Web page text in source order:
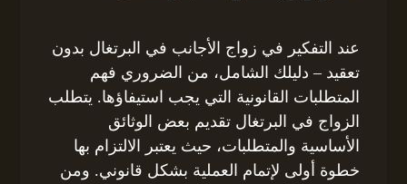
عند التفكير في زواج الأجانب في البرتغال بدون
تعقيد – دليلك الشامل، من الضروري فهم
المتطلبات القانونية التي يجب استيفاؤها. يتطلب
الزواج في البرتغال تقديم بعض الوثائق
الأساسية والمتطلبات، حيث يعتبر الالتزام بها
خطوة أولى لإتمام العملية بشكل قانوني. ومن